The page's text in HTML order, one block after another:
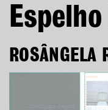
ROSÂNGELA